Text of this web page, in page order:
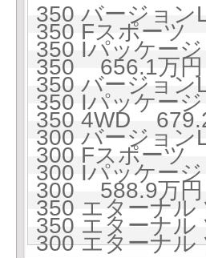
350 バージョ
350 Fスポー
350 Iパッケー
350 656.1万
350 バージョ
350 Iパッケー
350 4WD
300 バージョ
300 Fスポー
300 Iパッケー
300 588.9万
350 エターナ
350 エターナ
300 エターナ